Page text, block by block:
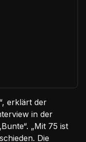
erklärt der
in der
„Mit 75 ist
Die